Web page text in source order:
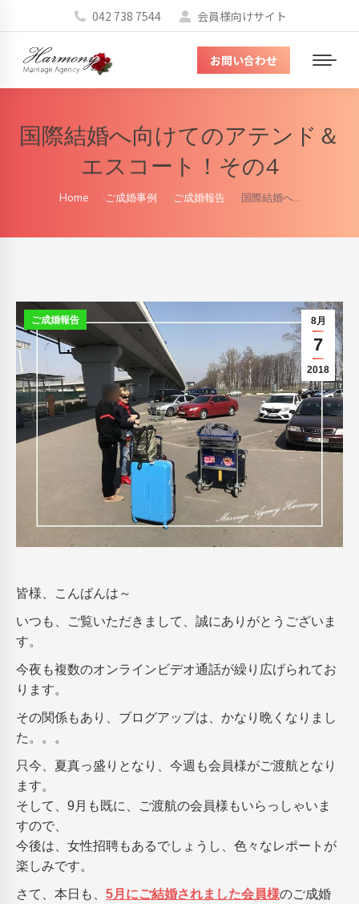
042 738 7544 会員様向けサイト
メ
ニ
ー
お問い合わせ
国際結婚へ向けてのアテンド＆
エスコート！その4
You are here:
Home ご成婚事例 ご成婚報告 国際結婚へ…
8月
7
2018
ご成婚報告
皆様、こんばんは～
いつも、ご覧いただきまして、誠にありがとうございま
す。
今夜も複数のオンラインビデオ通話が繰り広げられてお
ります。
その関係もあり、ブログアップは、かなり晩くなりまし
た。。。
只今、夏真っ盛りとなり、今週も会員様がご渡航となり
ます。
そして、9月も既に、ご渡航の会員様もいらっしゃいま
すので、
今後は、女性招聘もあるでしょうし、色々なレポートが
楽しみです。
さて、本日も、 5月にご結婚されました会員様のご成婚